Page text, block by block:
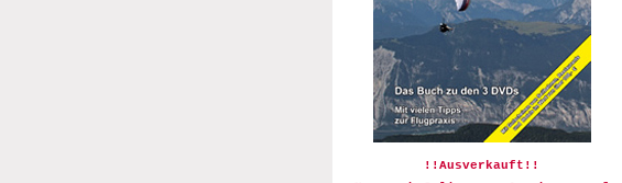
!!Ausverkauft!!